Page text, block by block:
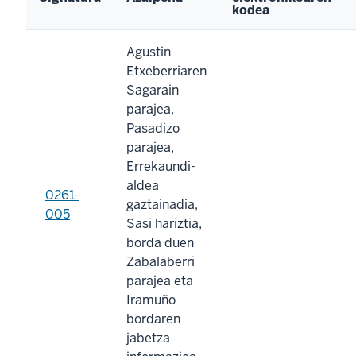
kodea
0261-
005
Agustin
Etxeberriaren
Sagarain
parajea,
Pasadizo
parajea,
Errekaundi-
aldea
gaztainadia,
Sasi hariztia,
borda duen
Zabalaberri
parajea eta
Iramuño
bordaren
jabetza